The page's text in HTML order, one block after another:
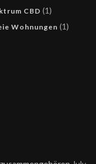
CBD (1)
Wohnungen (1)